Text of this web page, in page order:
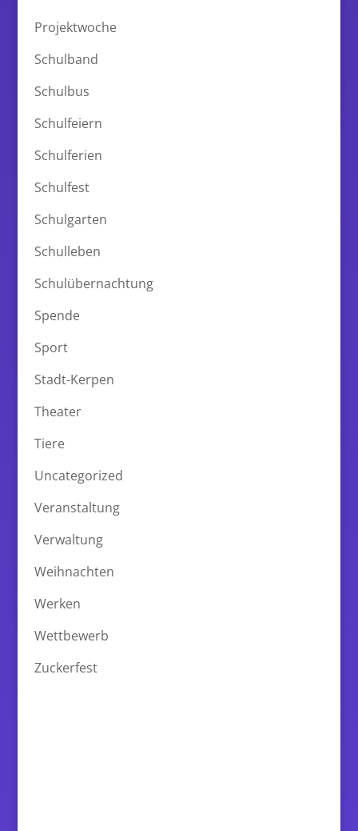
Projektwoche
Schulband
Schulbus
Schulfeiern
Schulferien
Schulfest
Schulgarten
Schulleben
Schulübernachtung
Spende
Sport
Stadt-Kerpen
Theater
Tiere
Uncategorized
Veranstaltung
Verwaltung
Weihnachten
Werken
Wettbewerb
Zuckerfest